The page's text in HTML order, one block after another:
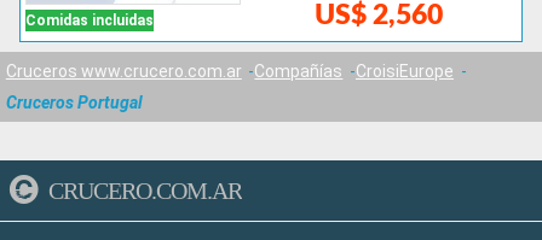
Comidas incluidas US$ 2,560
Cruceros www.crucero.com.ar Compañías
CroisiEurope
Cruceros Portugal
CRUCERO.COM.AR